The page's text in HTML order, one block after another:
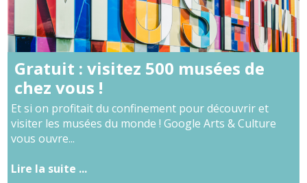
Gratuit : visitez 500 musées de
chez vous !
Et si on profitait du confinement pour découvrir et
visiter les musées du monde ! Google Arts & Culture
vous ouvre...
Lire la suite ...